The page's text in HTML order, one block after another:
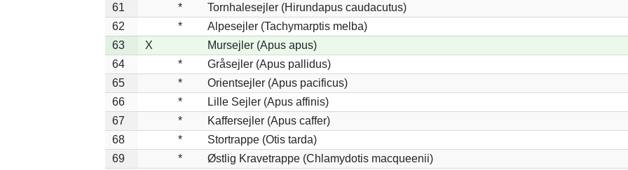
61
*
Tornhalesejler (Hirundapus caudacutus)
62
*
Alpesejler (Tachymarptis melba)
63
X
Mursejler (Apus apus)
64
*
Gråsejler (Apus pallidus)
65
*
Orientsejler (Apus pacificus)
66
*
Lille Sejler (Apus affinis)
67
*
Kaffersejler (Apus caffer)
68
*
Stortrappe (Otis tarda)
69
*
Østlig Kravetrappe (Chlamydotis macqueenii)